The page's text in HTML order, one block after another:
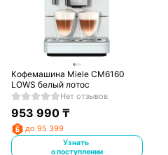
Кофемашина Miele CM6160
LOWS белый лотос
Нет отзывов
953 990₸
до 95 399
Узнать
о поступлении